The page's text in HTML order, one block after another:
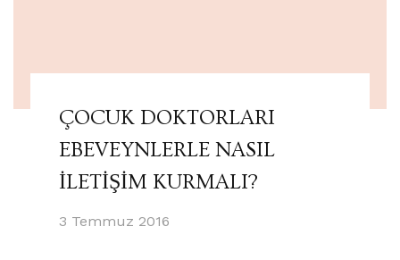
ÇOCUK DOKTORLARI
EBEVEYNLERLE NASIL
İLETİŞİM KURMALI?
3 Temmuz 2016